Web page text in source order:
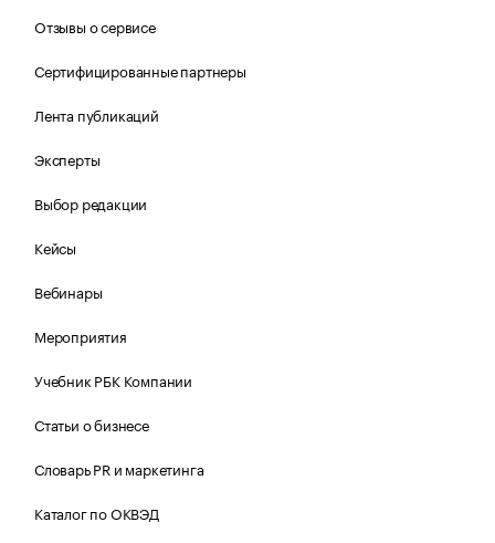
Отзывы о сервисе
Сертифицированные партнеры
Лента публикаций
Эксперты
Выбор редакции
Кейсы
Вебинары
Мероприятия
Учебник РБК Компании
Статьи о бизнесе
Словарь PR и маркетинга
Каталог по ОКВЭД